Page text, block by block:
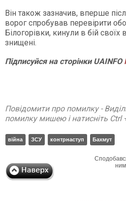
Він також зазначив, вперше
ворог спробував перевірити
Білогорівки, кинули в бій своїх
знищені.
Підписуйся на сторінки UAINFO
Повідомити про помилку -
помилку мишею і натисніть Ctrl
війна ЗСУ контрнаступ Бахмут